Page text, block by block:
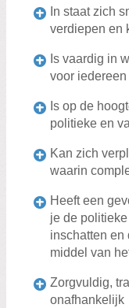
In staat zich
verdiepen en
Is vaardig in
voor
Is op de
politieke en
Kan zich
waarin
Heeft een
je de
inschatten en
middel van
Zorgvuldig,
onafhankelijk